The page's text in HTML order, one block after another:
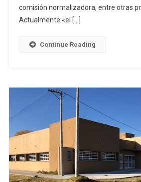
Italiano
comisión normalizadora, entre otras
Actualmente «el […]
Continue Reading